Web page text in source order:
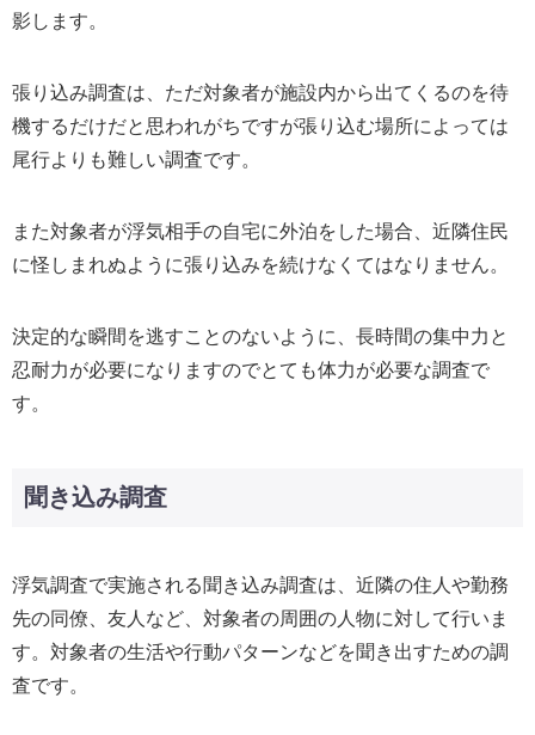
影します。
張り込み調査は、ただ対象者が施設内から出てくるのを待
機するだけだと思われがちですが張り込む場所によっては
尾行よりも難しい調査です。
また対象者が浮気相手の自宅に外泊をした場合、近隣住民
に怪しまれぬように張り込みを続けなくてはなりません。
決定的な瞬間を逃すことのないように、長時間の集中力と
忍耐力が必要になりますのでとても体力が必要な調査で
す。
聞き込み調査
浮気調査で実施される聞き込み調査は、近隣の住人や勤務
先の同僚、友人など、対象者の周囲の人物に対して行いま
す。対象者の生活や行動パターンなどを聞き出すための調
査です。